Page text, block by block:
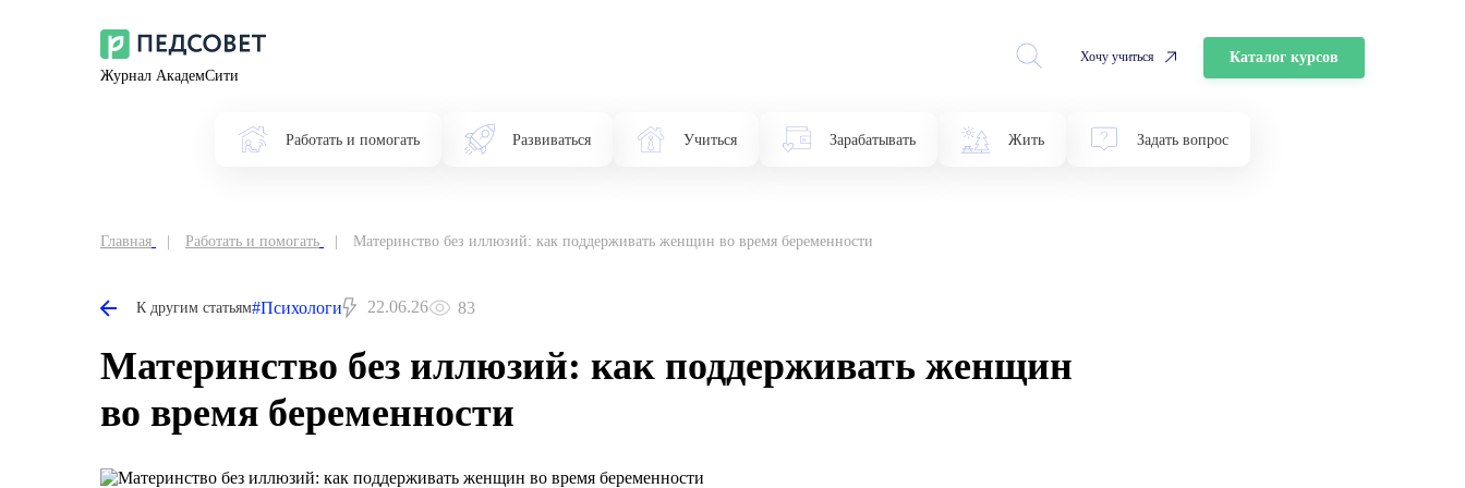
Журнал АкадемСити
Хочу учиться Каталог курсов
Работать и помогать Развиваться Учиться Зарабатывать Жить Задать вопрос
Главная Работать и помогать Материнство без иллюзий: как поддерживать женщин во время беременности
К другим статьям#Психологи 22.06.26 83
Материнство без иллюзий: как поддерживать женщин
во время беременности